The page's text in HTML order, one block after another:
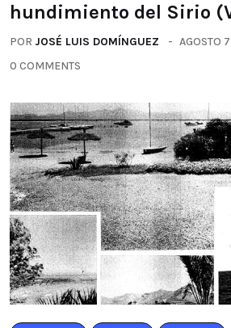
hundimiento del Sirio
POR JOSÉ LUIS DOMÍNGUEZ
AGOSTO
0 COMMENTS